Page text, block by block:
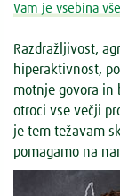
Vam je vsebina
Razdražljivost,
hiperaktivnost,
motnje govora in
otroci vse večji
je tem težavam
pomagamo na